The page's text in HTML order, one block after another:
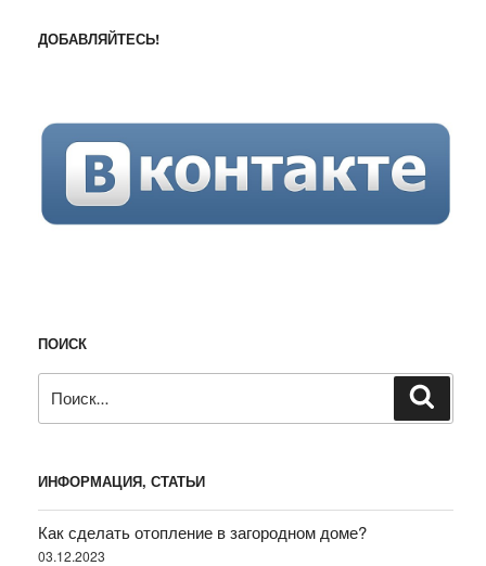
ДОБАВЛЯЙТЕСЬ!
ПОИСК
ИНФОРМАЦИЯ, СТАТЬИ
Как сделать отопление в загородном доме?
03.12.2023